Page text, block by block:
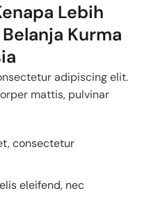
Lebih
Kurma
adipiscing elit.
mattis, pulvinar
consectetur
eleifend, nec